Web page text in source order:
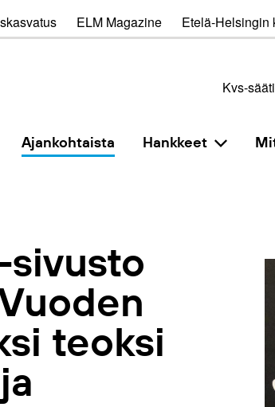
ELM Magazine Etelä-Helsingin
Kvs-
Ajankohtaista Hankkeet
sivusto
teoksi